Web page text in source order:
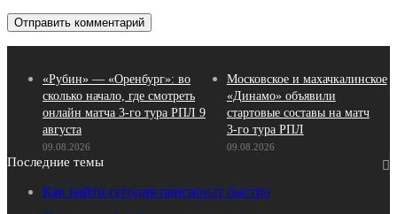
«Рубин» — «Оренбург»: во
сколько начало, где смотреть
онлайн матча 3‑го тура РПЛ 9
августа
09.08.2026
Московское и махачкалинское
«Динамо» объявили
стартовые составы на матч
3‑го тура РПЛ
09.08.2026
Последние темы
Как найти сегодня пансионат быстро